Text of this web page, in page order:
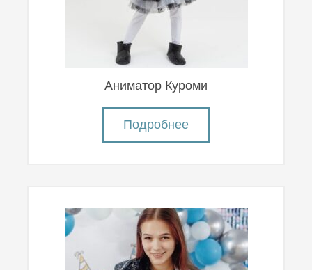
Аниматор Куроми
Подробнее